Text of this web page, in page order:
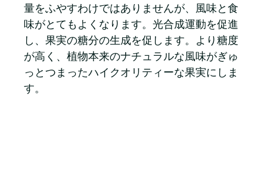
量をふやすわけではありませんが、風味と食
味がとてもよくなります。光合成運動を促進
し、果実の糖分の生成を促します。より糖度
が高く、植物本来のナチュラルな風味がぎゅ
っとつまったハイクオリティーな果実にしま
す。